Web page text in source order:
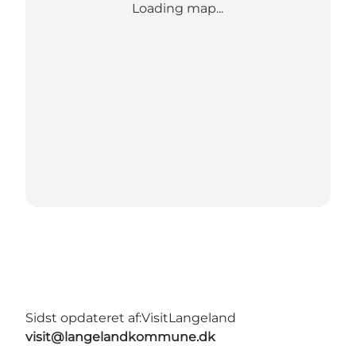
Loading map...
Sidst opdateret af:VisitLangeland
visit@langelandkommune.dk